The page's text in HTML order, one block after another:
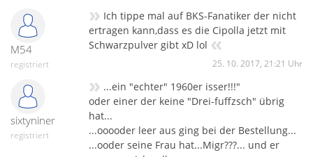
M54
registriert
» Ich tippe mal auf BKS-Fanatiker der nicht
ertragen kann,dass es die Cipolla jetzt mit
Schwarzpulver gibt xD lol «
25. 10. 2017, 21:21 Uhr
sixtyniner
registriert
» ...ein "echter" 1960er isser!!!"
oder einer der keine "Drei-fuffzsch" übrig
hat...
...ooooder leer aus ging bei der Bestellung...
...ooder seine Frau hat...Migr???... und er